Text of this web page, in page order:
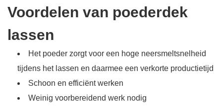
Voordelen van poederdek
lassen
Het poeder zorgt voor een hoge neersmeltsnelheid
tijdens het lassen en daarmee een verkorte productietijd
Schoon en efficiënt werken
Weinig voorbereidend werk nodig